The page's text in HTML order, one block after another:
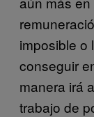
imposible o
conseguir
manera irá
trabajo de